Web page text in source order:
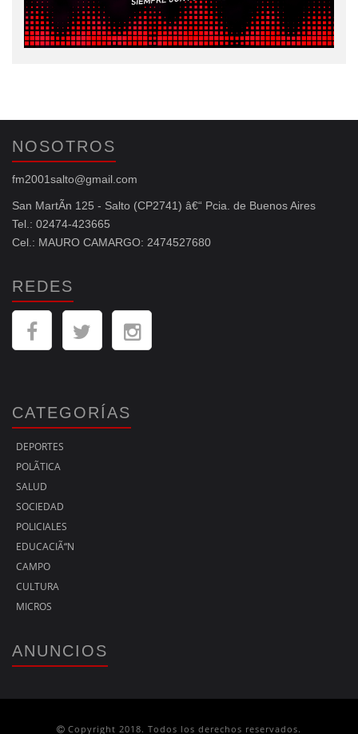
NOSOTROS
fm2001salto@gmail.com
San MartÃ­n 125 - Salto (CP2741) â€“ Pcia. de Buenos Aires
Tel.: 02474-423665
Cel.: MAURO CAMARGO: 2474527680
REDES
CATEGORÍAS
DEPORTES
POLÃ­TICA
SALUD
SOCIEDAD
POLICIALES
EDUCACIÃ“N
CAMPO
CULTURA
MICROS
ANUNCIOS
Copyright 2018. Todos los derechos reservados.